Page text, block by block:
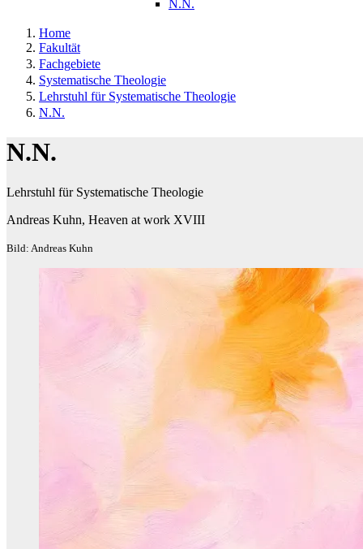
N.N.
Home
Fakultät
Fachgebiete
Systematische Theologie
Lehrstuhl für Systematische Theologie
N.N.
N.N.
Lehrstuhl für Systematische Theologie
Andreas Kuhn, Heaven at work XVIII
Bild: Andreas Kuhn